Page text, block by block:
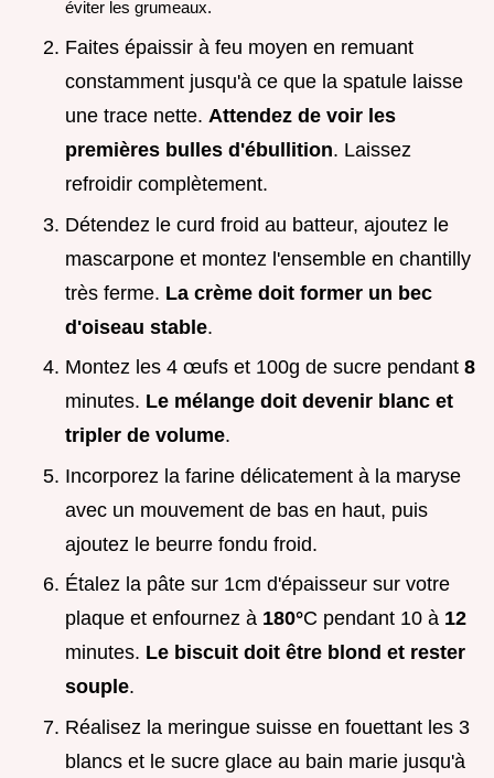
éviter les grumeaux.
Faites épaissir à feu moyen en remuant
constamment jusqu'à ce que la spatule laisse
une trace nette. Attendez de voir les
premières bulles d'ébullition. Laissez
refroidir complètement.
Détendez le curd froid au batteur, ajoutez le
mascarpone et montez l'ensemble en chantilly
très ferme. La crème doit former un bec
d'oiseau stable.
Montez les 4 œufs et 100g de sucre pendant 8
minutes. Le mélange doit devenir blanc et
tripler de volume.
Incorporez la farine délicatement à la maryse
avec un mouvement de bas en haut, puis
ajoutez le beurre fondu froid.
Étalez la pâte sur 1cm d'épaisseur sur votre
plaque et enfournez à 180°C pendant 10 à 12
minutes. Le biscuit doit être blond et rester
souple.
Réalisez la meringue suisse en fouettant les 3
blancs et le sucre glace au bain marie jusqu'à